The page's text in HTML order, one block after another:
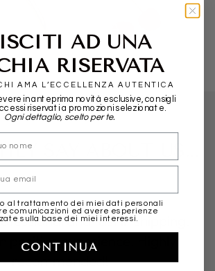
SAY ABOUT US...
and fast in shipping.
positive experience. Highly
recommended!
AD UNA
RISERVATA
AMA L’ECCELLENZA AUTENTICA
in anteprima novità esclusive, consigli
riservati a promozioni selezionate.
Ogni dettaglio, scelto per te.
al trattamento dei miei dati personali
comunicazioni ed avere esperienze
sulla base dei miei interessi.
CONTINUA